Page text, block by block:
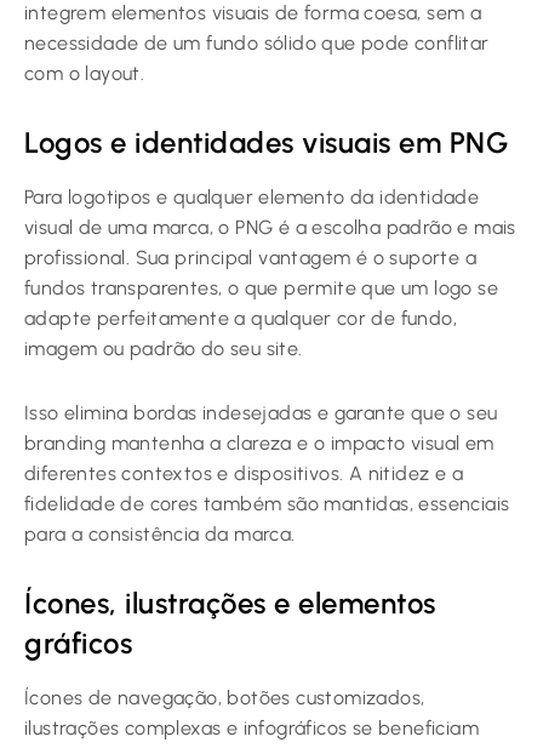
integrem elementos visuais de forma coesa, sem a
necessidade de um fundo sólido que pode conflitar
com o layout.
Logos e identidades visuais em PNG
Para logotipos e qualquer elemento da identidade
visual de uma marca, o PNG é a escolha padrão e mais
profissional. Sua principal vantagem é o suporte a
fundos transparentes, o que permite que um logo se
adapte perfeitamente a qualquer cor de fundo,
imagem ou padrão do seu site.
Isso elimina bordas indesejadas e garante que o seu
branding mantenha a clareza e o impacto visual em
diferentes contextos e dispositivos. A nitidez e a
fidelidade de cores também são mantidas, essenciais
para a consistência da marca.
Ícones, ilustrações e elementos
gráficos
Ícones de navegação, botões customizados,
ilustrações complexas e infográficos se beneficiam